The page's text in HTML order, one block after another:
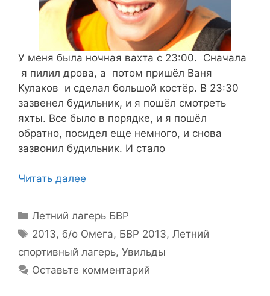
У меня была ночная вахта с 23:00. Сначала
я пилил дрова, а потом пришёл Ваня
Кулаков и сделал большой костёр. В 23:30
зазвенел будильник, и я пошёл смотреть
яхты. Все было в порядке, и я пошёл
обратно, посидел еще немного, и снова
зазвонил будильник. И стало
Читать далее
Рубрики
Летний лагерь БВР
Метки
2013, б/о Омега, БВР 2013,Летний
спортивный лагерь, Увильды
Оставьте комментарий